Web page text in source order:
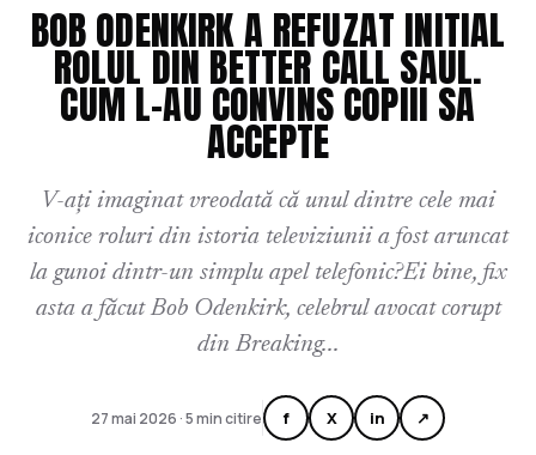
BOB ODENKIRK A REFUZAT INITIAL
ROLUL DIN BETTER CALL SAUL.
CUM L-AU CONVINS COPIII SA
ACCEPTE
V-ați imaginat vreodată că unul dintre cele mai
iconice roluri din istoria televiziunii a fost aruncat
la gunoi dintr-un simplu apel telefonic?Ei bine, fix
asta a făcut Bob Odenkirk, celebrul avocat corupt
din Breaking...
27 mai 2026 · 5 min citire f X in ↗